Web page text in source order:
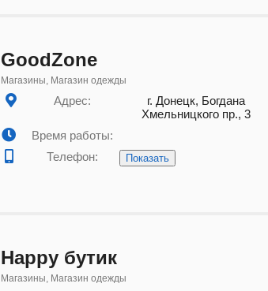
GoodZone
Магазины, Магазин одежды
Адрес:
г. Донецк, Богдана
Хмельницкого пр., 3
Время работы:
Телефон:
Показать
Happy бутик
Магазины, Магазин одежды